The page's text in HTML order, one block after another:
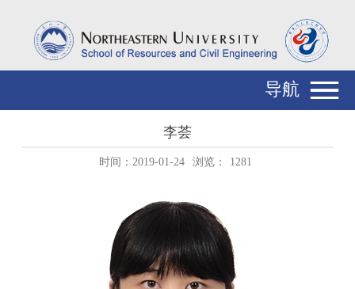
导航
李荟
时间：2019-01-24 浏览： 1281